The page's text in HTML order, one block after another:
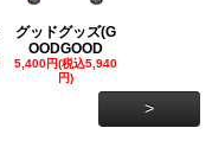
グッドグッズ(G
OODGOOD
5,400円(税込5,940
円)
>